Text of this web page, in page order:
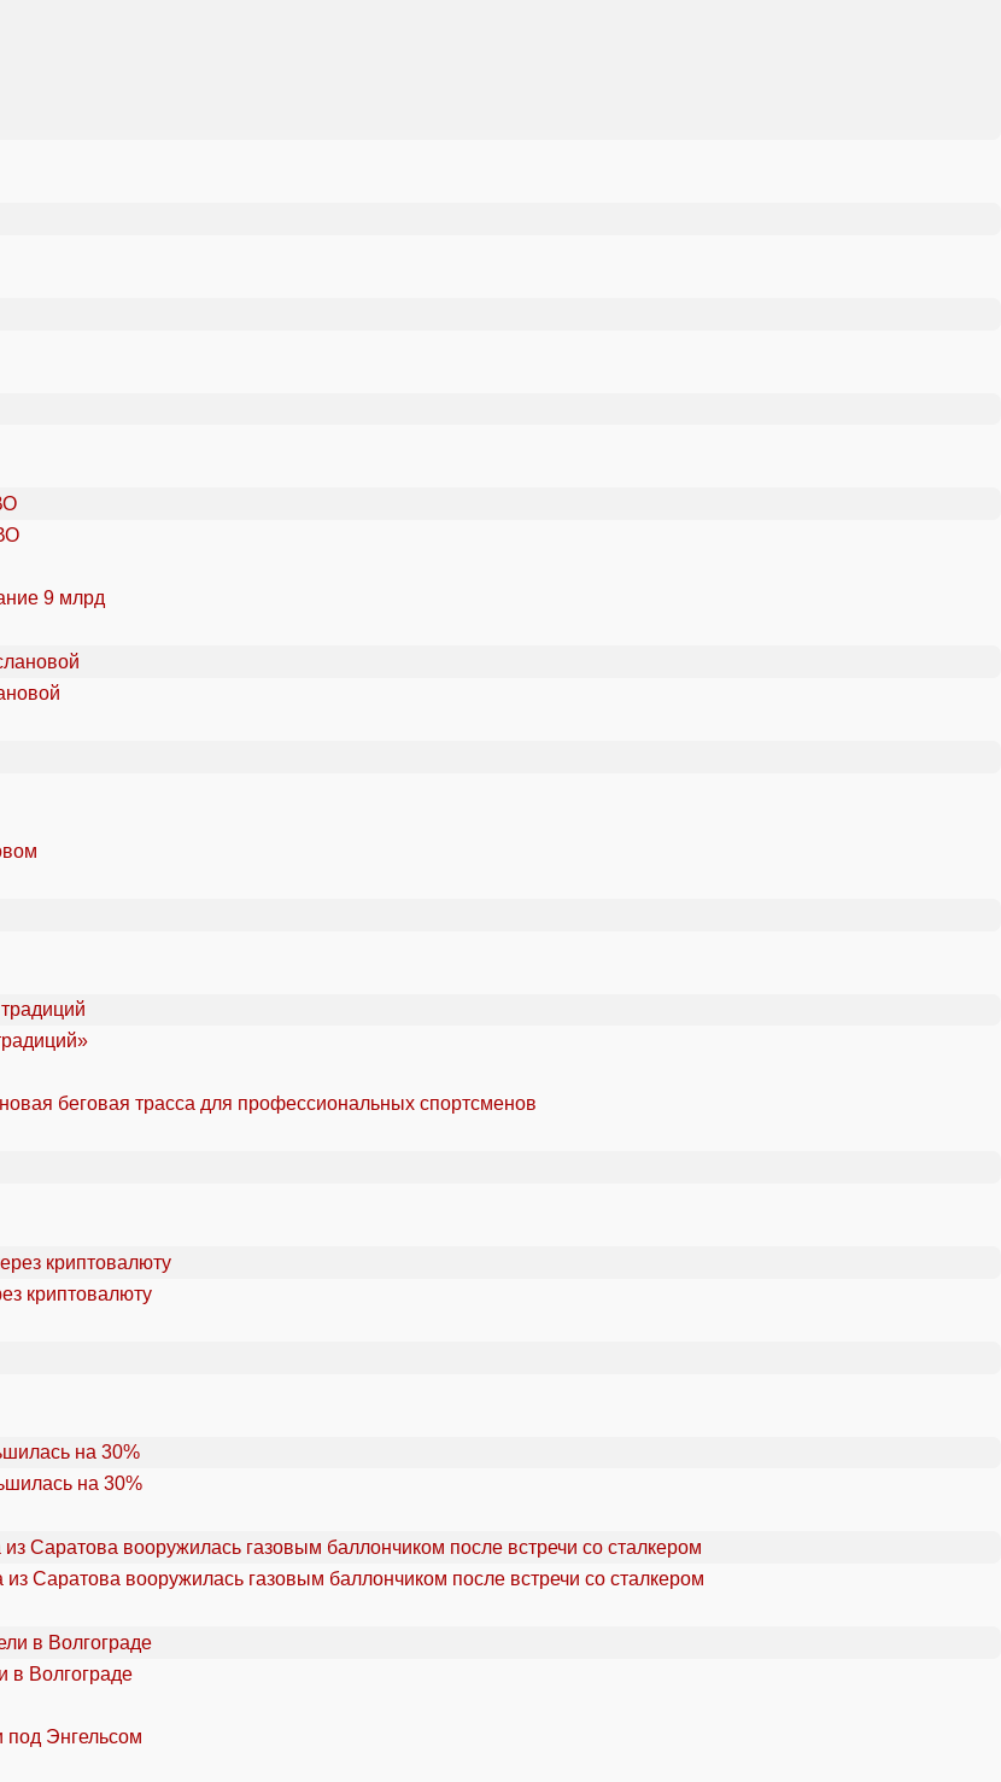
9 млрд
беговая трасса для профессиональных спортсменов
криптовалюту
на 30%
Саратова вооружилась газовым баллончиком после встречи со сталкером
в Волгограде
под Энгельсом